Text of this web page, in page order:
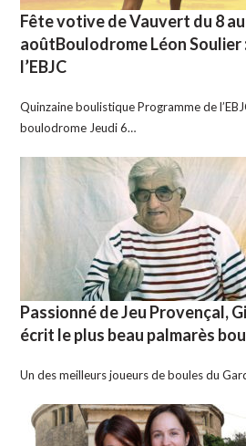
Fête votive de Vauvert du 8
aoûtBoulodrome Léon Soulier
l’EBJC
Quinzaine boulistique Programme de
boulodrome Jeudi 6…
Passionné de Jeu Provençal,
écrit le plus beau palmarès
Un des meilleurs joueurs de boules du